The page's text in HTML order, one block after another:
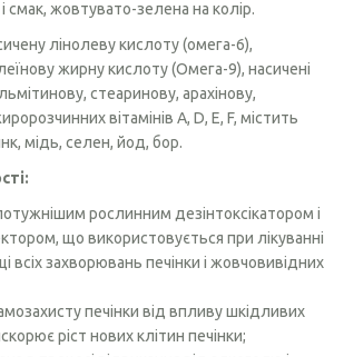
смак, жовтувато-зелена на колір.
лінолеву кислоту (омега-6),
жирну кислоту (Омега-9), насичені
стеаринову, арахінову,
вітамінів A, D, E, F, містить
мідь, селен, йод, бор.
рослинним дезінтоксікатором і
що використовується при лікуванні
всіх захворювань печінки і жовчовивідних
печінки від впливу шкідливих
ріст нових клітин печінки;